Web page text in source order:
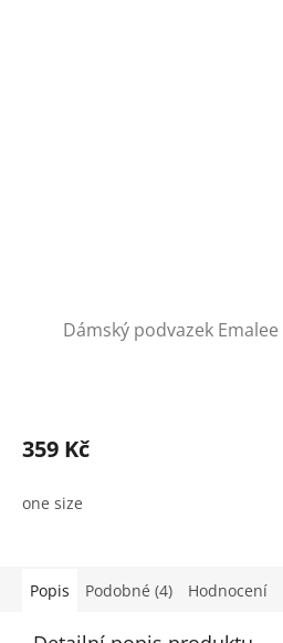
Dámský podvazek
359 Kč
one size
Popis Podobné (4) Hodnocení